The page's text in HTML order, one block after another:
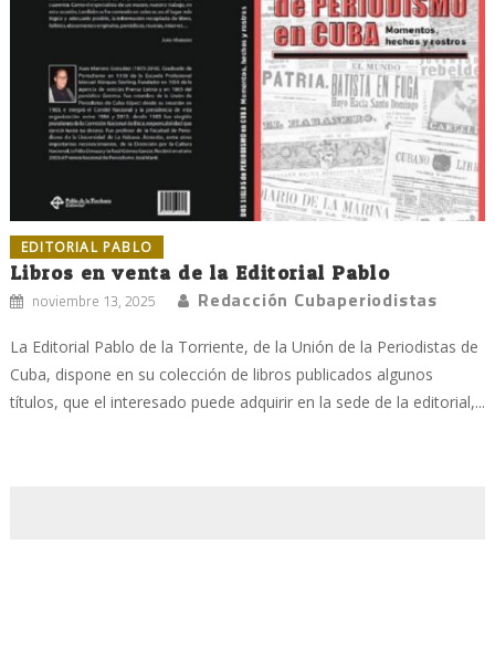
EDITORIAL PABLO
Libros en venta de la Editorial Pablo
noviembre 13, 2025 Redacción Cubaperiodistas
La Editorial Pablo de la Torriente, de la Unión de la Periodistas de
Cuba, dispone en su colección de libros publicados algunos
títulos, que el interesado puede adquirir en la sede de la editorial,...